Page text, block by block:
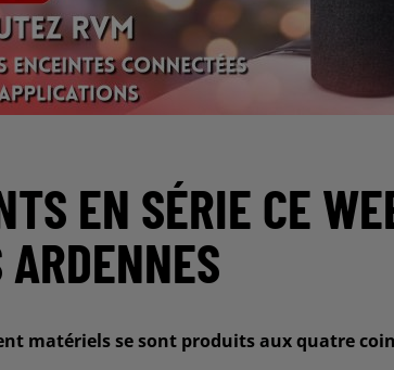
EN SÉRIE CE
matériels se sont produits aux quatre